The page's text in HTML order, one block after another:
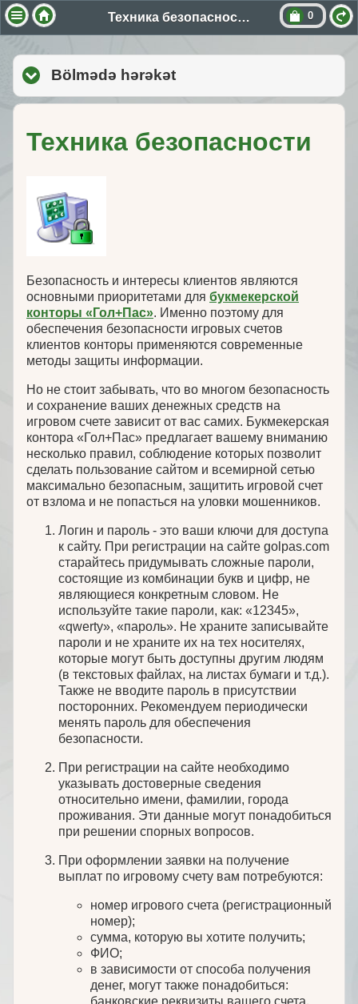
Техника безопасности 0
Bölmədə hərəkətclick to expand contents
Техника безопасности
Безопасность и интересы клиентов являются
основными приоритетами для букмекерской
конторы «Гол+Пас». Именно поэтому для
обеспечения безопасности игровых счетов
клиентов конторы применяются современные
методы защиты информации.
Но не стоит забывать, что во многом безопасность
и сохранение ваших денежных средств на
игровом счете зависит от вас самих. Букмекерская
контора «Гол+Пас» предлагает вашему вниманию
несколько правил, соблюдение которых позволит
сделать пользование сайтом и всемирной сетью
максимально безопасным, защитить игровой счет
от взлома и не попасться на уловки мошенников.
Логин и пароль - это ваши ключи для доступа
к сайту. При регистрации на сайте golpas.com
старайтесь придумывать сложные пароли,
состоящие из комбинации букв и цифр, не
являющиеся конкретным словом. Не
используйте такие пароли, как: «12345»,
«qwerty», «пароль». Не храните записывайте
пароли и не храните их на тех носителях,
которые могут быть доступны другим людям
(в текстовых файлах, на листах бумаги и т.д.).
Также не вводите пароль в присутствии
посторонних. Рекомендуем периодически
менять пароль для обеспечения
безопасности.
При регистрации на сайте необходимо
указывать достоверные сведения
относительно имени, фамилии, города
проживания. Эти данные могут понадобиться
при решении спорных вопросов.
При оформлении заявки на получение
выплат по игровому счету вам потребуются:
номер игрового счета (регистрационный
номер);
сумма, которую вы хотите получить;
ФИО;
в зависимости от способа получения
денег, могут также понадобиться:
банковские реквизиты вашего счета,